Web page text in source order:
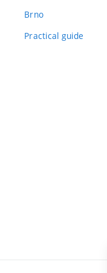
Brno
Practical guide